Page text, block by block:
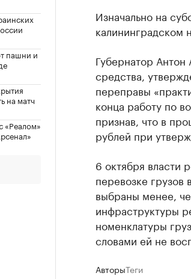
пашни и
на матч
«Реалом»
Изначально на
калининградском
Губернатор Антон
средства,
переправы
конца работу по
признав, что в
рублей при
6 октября власти
перевозке грузов
выбраны менее,
инфраструктуры
номенклатуры
словами ей не
АвторыТеги